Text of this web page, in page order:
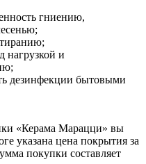
гниению,
нагрузкой и
дезинфекции бытовыми
«Керама Марацци» вы
указана цена покрытия за
покупки составляет